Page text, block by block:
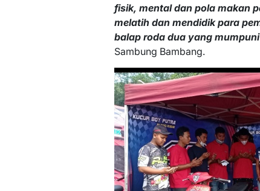
fisik, mental dan pola makan
melatih dan mendidik para
balap roda dua yang
Sambung Bambang.